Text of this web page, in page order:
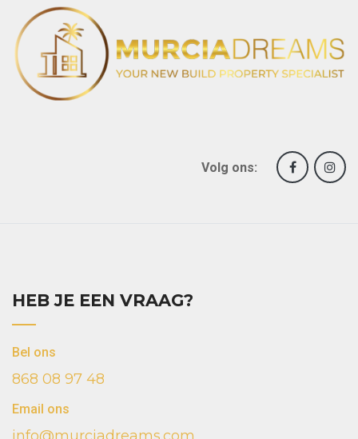
Volg ons:
HEB JE EEN VRAAG?
Bel ons
868 08 97 48
Email ons